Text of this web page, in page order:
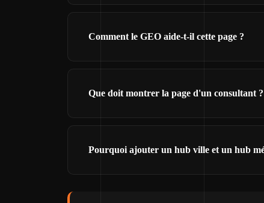
Comment le GEO aide-t-il cette page ?
Que doit montrer la page d'un consultant ?
Pourquoi ajouter un hub ville et un hub